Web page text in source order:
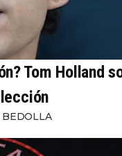
Tom Holland